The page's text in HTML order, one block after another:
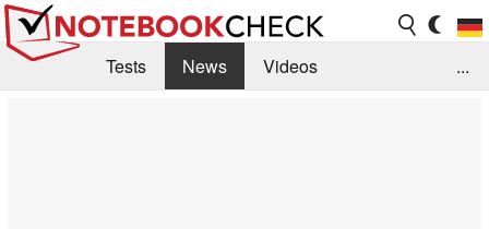
Tests News
Videos
...